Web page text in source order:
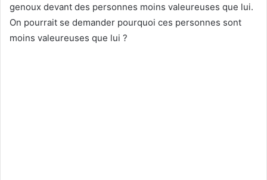
genoux devant des personnes moins valeureuses que lui.
On pourrait se demander pourquoi ces personnes sont
moins valeureuses que lui ?